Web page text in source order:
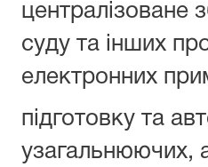
централізоване
суду та інших
електронних
підготовку та
узагальнюючих,